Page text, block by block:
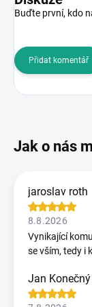
Buďte první, kdo
Přidat komentář
jaroslav roth
8.8.2026
Vynikající
se vším, tedy i
Jan Konečný